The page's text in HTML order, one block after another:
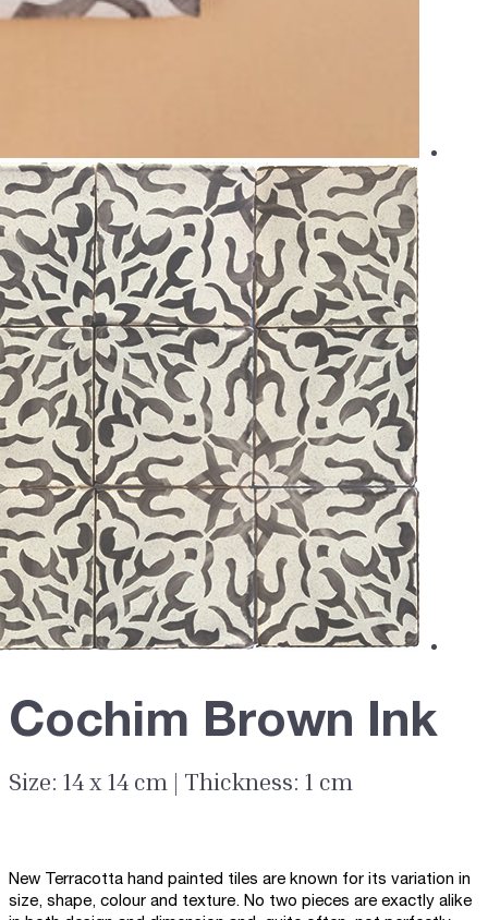
Cochim Brown Ink
Size: 14 x 14 cm | Thickness: 1 cm
New Terracotta hand painted tiles are known for its variation in
size, shape, colour and texture. No two pieces are exactly alike